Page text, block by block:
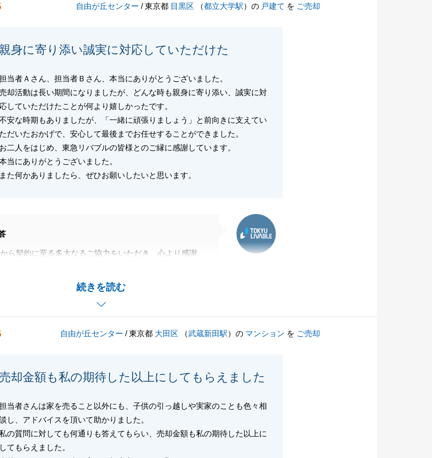
やご相談などございましたら、全力でお手伝いをさせて
声がけください。
しくお願いいたします。
自由が丘センター / 東京都 目黒区 （都立大学駅）の 戸建て を ご売却
親身に寄り添い誠実に対応していただけた
当者Ａさん、担当者Ｂさん、本当にありがとうございました。
却活動は長い期間になりましたが、どんな時も親身に寄り添い、誠実に対
応していただけたことが何より嬉しかったです。
安な時期もありましたが、「一緒に頑張りましょう」と前向きに支えてい
ただいたおかげで、安心して最後までお任せすることができました。
お二人をはじめ、東急リバブルの皆様とのご縁に感謝しています。
当にありがとうございました。
また何かありましたら、ぜひお願いしたいと思います。
続きを読む
ら契約に至る多大なるご協力をいただき、心より感謝
葉までいただき、仲介の担当として嬉しい限りです。
点での生活、ステップアップをイメージしたお買い換え
近づくお手伝いできたことを誇りに思います。
ルにご用命いただき、誠にありがとうございました。
自由が丘センター / 東京都 大田区 （武蔵新田駅）の マンション を ご売却
却金額も私の期待した以上にしてもらえました
当者さんは家を売ること以外にも、子供の引っ越しや実家のことも色々相
し、アドバイスを頂いて助かりました。
の質問に対しても何通りも答えてもらい、売却金額も私の期待した以上に
してもらえました。